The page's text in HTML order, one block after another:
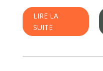
LIRE LA
SUITE